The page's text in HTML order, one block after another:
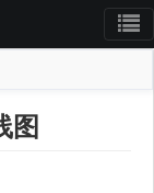
图